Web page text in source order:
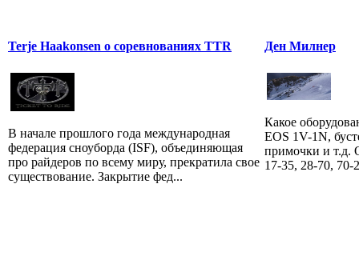
Terje Haakonsen о соревнованиях TTR
В начале прошлого года международная
федерация сноуборда (ISF), объединяющая
про райдеров по всему миру, прекратила свое
существование. Закрытие фед...
Ден Милнер
Какое
EOS 1V-1N,
примочки и т.д.
17-35, 28-70, 70-